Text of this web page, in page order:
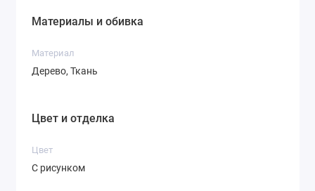
Материалы и обивка
Материал
Дерево, Ткань
Цвет и отделка
Цвет
С рисунком